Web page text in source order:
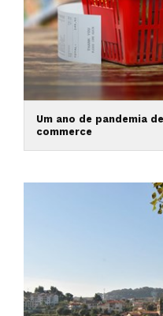
Um ano de pandemia
commerce